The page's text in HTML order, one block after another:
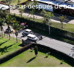
Sanar después de